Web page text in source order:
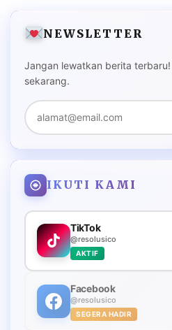
NEWSLETTER
Jangan lewatkan berita
sekarang.
IKUTI KAMI
TikTok
@resolusico
AKTIF
Facebook
@resolusico
SEGERA HADIR